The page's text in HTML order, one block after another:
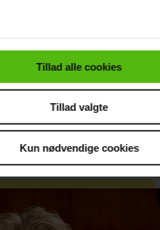
cookiepolitik.
Tillad alle cookies
Tillad valgte
Kun nødvendige cookies
festivalstips